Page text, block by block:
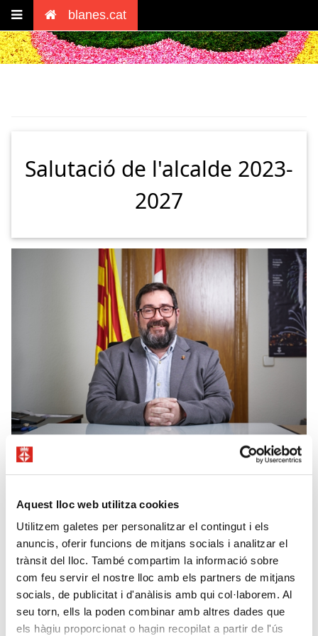
Aquest lloc web utilitza cookies
Utilitzem galetes per personalitzar el contingut i els
anuncis, oferir funcions de mitjans socials i analitzar el
trànsit del lloc. També compartim la informació sobre
com feu servir el nostre lloc amb els partners de mitjans
socials, de publicitat i d'anàlisis amb qui col·laborem. Al
seu torn, ells la poden combinar amb altres dades que
els hàgiu proporcionat o hagin recopilat a partir de l'ús
blanes.cat
Salutació de l'alcalde 2023-
2027
Costa Brava.
els veïns i veïnes de Blanes. Un mitjà a través del qual podreu
trobar les notícies d'actualitat; l'agenda d'actes i activitats
municipals, així com de les entitats; informacions útils per a la
ciutadania i l’espai de transparència; i també hi tindreu accés a
tràmits i gestions.